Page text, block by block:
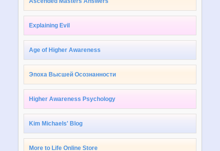
Explaining Evil
Age of Higher Awareness
Эпоха Высшей Осознанности
Higher Awareness Psychology
Kim Michaels' Blog
More to Life Online Store